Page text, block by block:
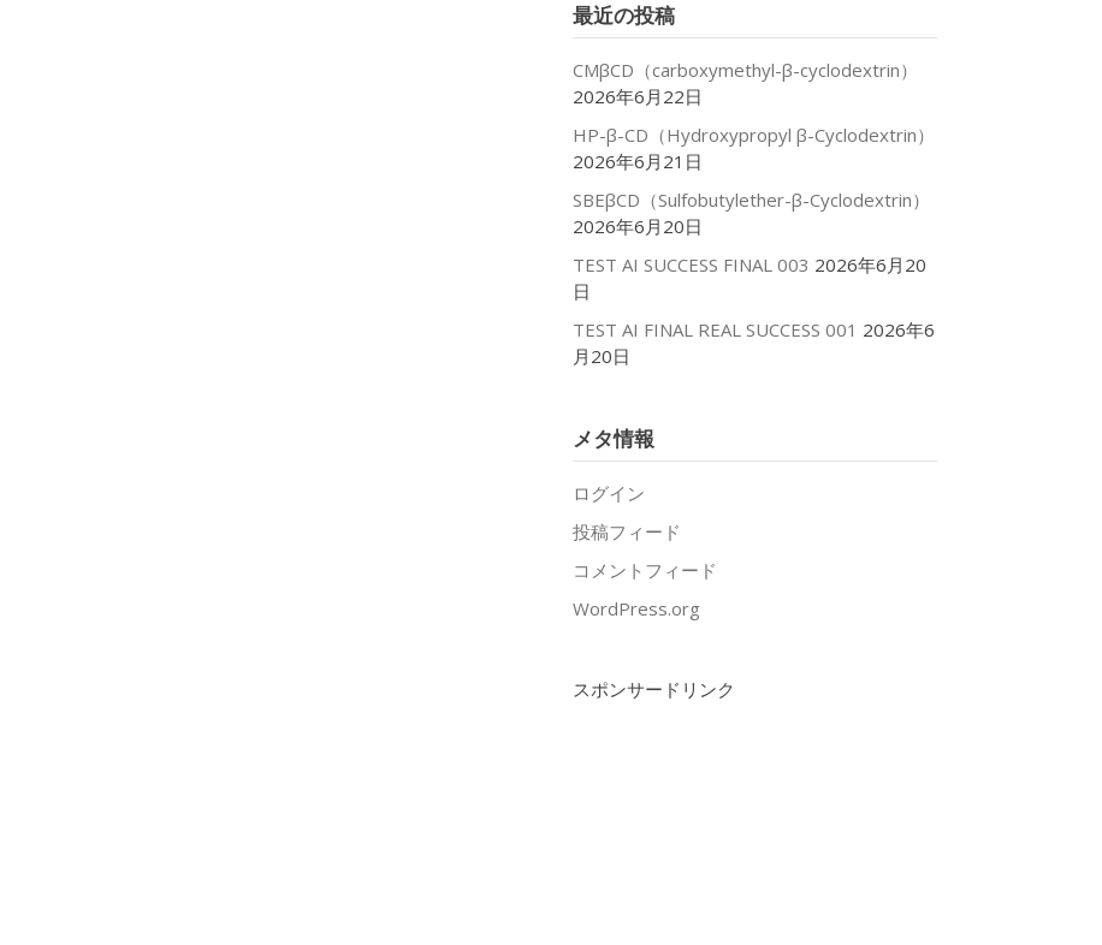
ブ
最近の投稿
CMβCD（carboxymethyl-β-cyclodextrin）
2026年6月22日
HP-β-CD（Hydroxypropyl β-Cyclodextrin）
2026年6月21日
SBEβCD（Sulfobutylether-β-Cyclodextrin）
2026年6月20日
TEST AI SUCCESS FINAL 003 2026年6月20
日
TEST AI FINAL REAL SUCCESS 001 2026年6
月20日
メタ情報
ログイン
投稿フィード
コメントフィード
WordPress.org
スポンサードリンク